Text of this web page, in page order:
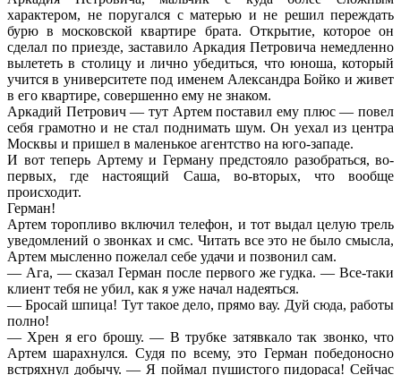
характером, не поругался с матерью и не решил переждать
бурю в московской квартире брата. Открытие, которое он
сделал по приезде, заставило Аркадия Петровича немедленно
вылететь в столицу и лично убедиться, что юноша, который
учится в университете под именем Александра Бойко и живет
в его квартире, совершенно ему не знаком.
Аркадий Петрович — тут Артем поставил ему плюс — повел
себя грамотно и не стал поднимать шум. Он уехал из центра
Москвы и пришел в маленькое агентство на юго-западе.
И вот теперь Артему и Герману предстояло разобраться, во-
первых, где настоящий Саша, во-вторых, что вообще
происходит.
Герман!
Артем торопливо включил телефон, и тот выдал целую трель
уведомлений о звонках и смс. Читать все это не было смысла,
Артем мысленно пожелал себе удачи и позвонил сам.
— Ага, — сказал Герман после первого же гудка. — Все-таки
клиент тебя не убил, как я уже начал надеяться.
— Бросай шпица! Тут такое дело, прямо вау. Дуй сюда, работы
полно!
— Хрен я его брошу. — В трубке затявкало так звонко, что
Артем шарахнулся. Судя по всему, это Герман победоносно
встряхнул добычу. — Я поймал пушистого пидораса! Сейчас